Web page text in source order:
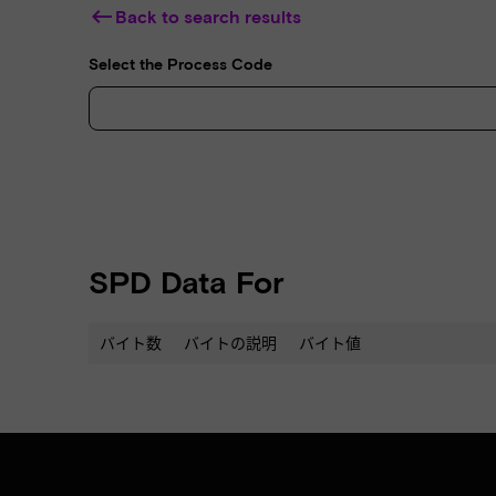
keyboard_backspace Back to search results
Select the Process Code
SPD Data For
バイト数 バイトの説明 バイト値